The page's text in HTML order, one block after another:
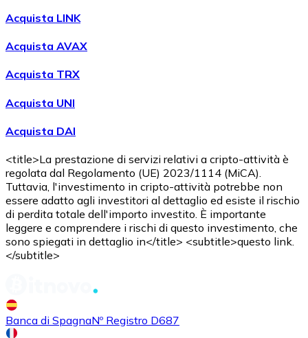
Acquista LINK
Acquista AVAX
Acquista TRX
Acquista UNI
Acquista DAI
<title>La prestazione di servizi relativi a cripto-attività è
regolata dal Regolamento (UE) 2023/1114 (MiCA).
Tuttavia, l'investimento in cripto-attività potrebbe non
essere adatto agli investitori al dettaglio ed esiste il rischio
di perdita totale dell'importo investito. È importante
leggere e comprendere i rischi di questo investimento, che
sono spiegati in dettaglio in</title> <subtitle>questo link.
</subtitle>
Banca di SpagnaNº Registro D687